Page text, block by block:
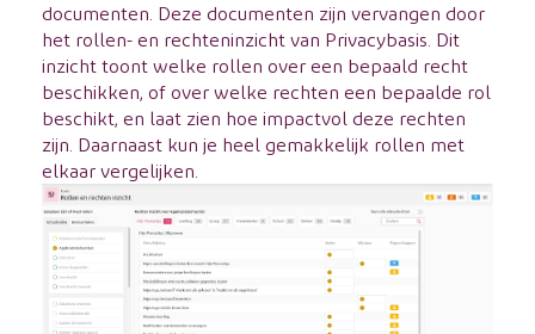
documenten. Deze documenten zijn vervangen door
het rollen- en rechteninzicht van Privacybasis. Dit
inzicht toont welke rollen over een bepaald recht
beschikken, of over welke rechten een bepaalde rol
beschikt, en laat zien hoe impactvol deze rechten
zijn. Daarnaast kun je heel gemakkelijk rollen met
elkaar vergelijken.